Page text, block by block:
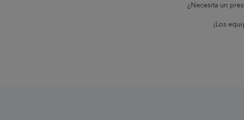
¿Necesita un
¡Los